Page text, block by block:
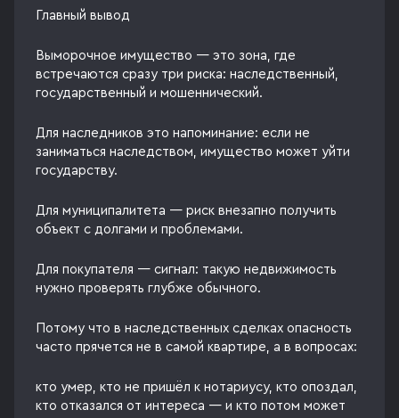
Главный вывод
Выморочное имущество — это зона, где
встречаются сразу три риска: наследственный,
государственный и мошеннический.
Для наследников это напоминание: если не
заниматься наследством, имущество может уйти
государству.
Для муниципалитета — риск внезапно получить
объект с долгами и проблемами.
Для покупателя — сигнал: такую недвижимость
нужно проверять глубже обычного.
Потому что в наследственных сделках опасность
часто прячется не в самой квартире, а в вопросах:
кто умер, кто не пришёл к нотариусу, кто опоздал,
кто отказался от интереса — и кто потом может